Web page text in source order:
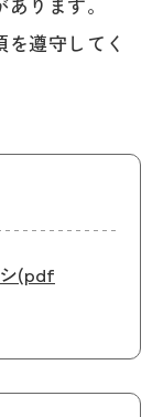
遵守してく
(pdf